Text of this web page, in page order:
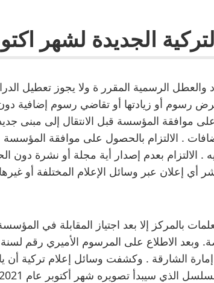
الجديدة لشهر اكتوبر
والعطل الرسمية المقرر ة ولا يجوز تعطيل
رسوم أو زيادتها أو تقاضي رسوم إضافية
موافقة المؤسسة قبل الانتقال إلى مبنى
. الالتزام بالحصول على موافقة
. الالتزام بعدم إصدار أية مجلة أو نشرة دون
أي إعلان عبر وسائل الإعلام المختلفة أو
بالمركز إلا بعد اجتياز المقابلة في
إمارة الشارقة . وكشفت وسائل إعلام تركية أن